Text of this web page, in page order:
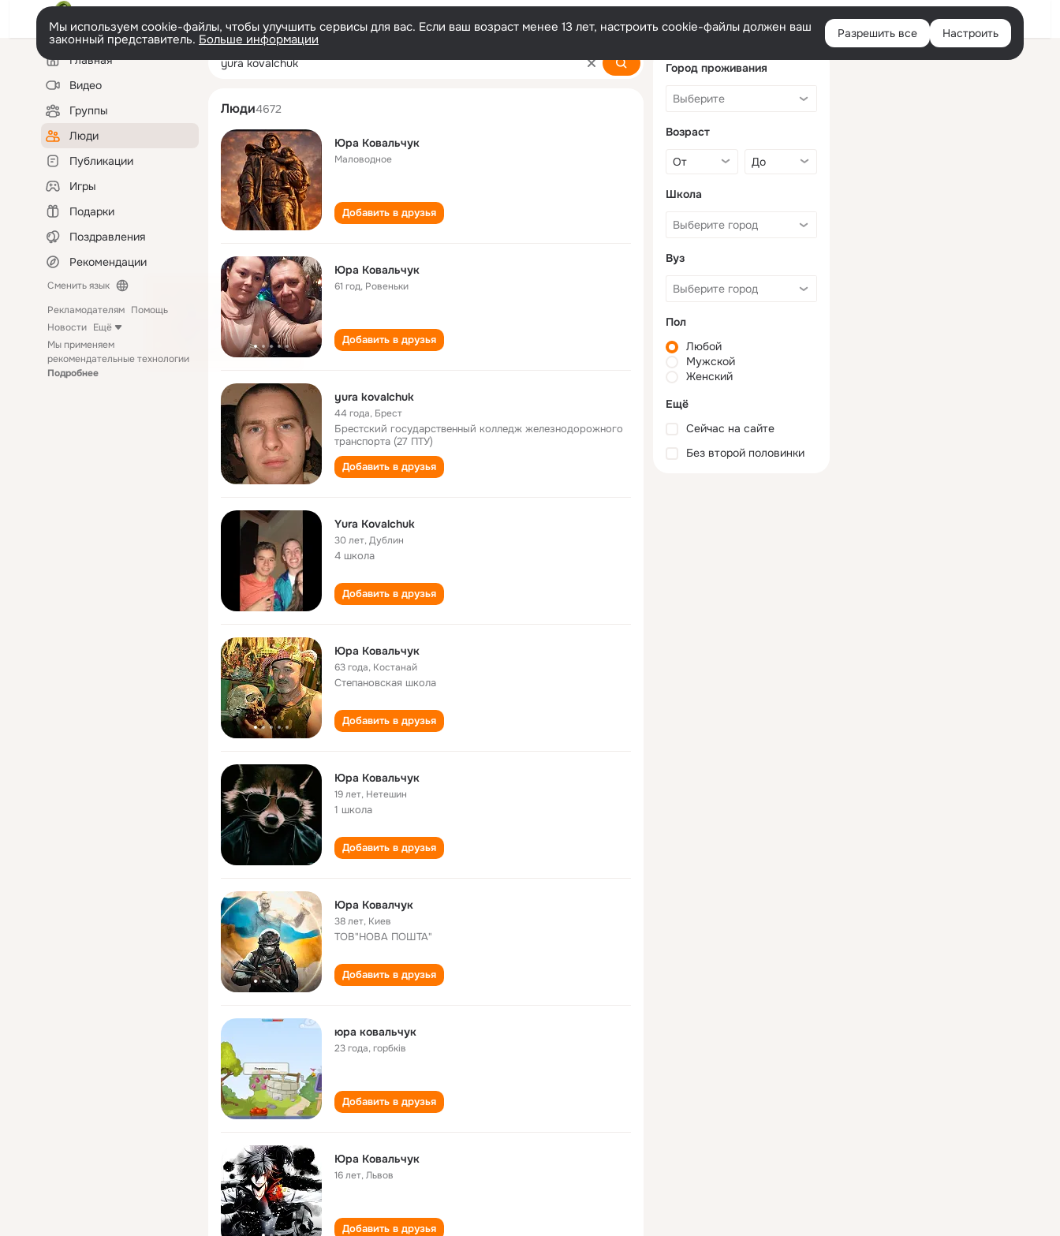
Войти
Мы используем cookie-файлы, чтобы улучшить сервисы для вас. Если ваш возраст менее 13 лет, настроить cookie-файлы должен ваш
законный представитель. Больше информации Разрешить все Настроить
Левая
колонкаГлавная
Видео
Группы
Люди
Публикации
Игры
Подарки
Поздравления
Рекомендации
Сменить язык
Рекламодателям Помощь
Новости Ещё
Мы применяем
рекомендательные технологии
Подробнее
yura kovalchuk
Люди4672
Юра Ковальчук
Маловодное
Добавить в друзья
Юра Ковальчук
61 год, Ровеньки
Добавить в друзья
yura kovalchuk
44 года, Брест
Брестский государственный колледж железнодорожного
транспорта (27 ПТУ)
Добавить в друзья
Yura Kovalchuk
30 лет,Дублин
4 школа
Добавить в друзья
Юра Ковальчук
63 года, Костанай
Степановская школа
Добавить в друзья
Юра Ковальчук
19 лет, Нетешин
1 школа
Добавить в друзья
Юра Ковалчук
38 лет, Киев
ТОВ"НОВА ПОШТА"
Добавить в друзья
юра ковальчук
23 года,горбків
Добавить в друзья
Юра Ковальчук
16 лет,Львов
Добавить в друзья
Город проживания
Возраст
Школа
Вуз
Пол
Любой
Мужской
Женский
Ещё
Сейчас на сайте
Без второй половинки